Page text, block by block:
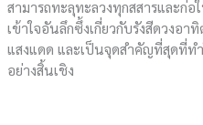
สามารถทะลุทะลวงทุกสสารและก่อ
เข้าใจอันลึกซึ้งเกี่ยวกับรังสีดวงอ
แสงแดด และเป็นจุดสำคัญที่สุดที่ท
อย่างสิ้นเชิง